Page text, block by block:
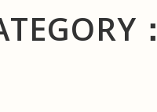
：